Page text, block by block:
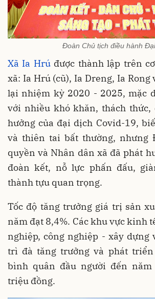
Đoàn Chủ tịch điều hành
Xã Ia Hrúđược thành lập trên
xã: Ia Hrú (cũ), Ia Dreng, Ia Rong
lại nhiệm kỳ 2020 - 2025, mặc
với nhiều khó khăn, thách thức,
hưởng của đại dịch Covid-19,
và thiên tai bất thường, nhưng
quyền và Nhân dân xã đã phát
đoàn kết, nỗ lực phấn đấu,
thành tựu quan trọng.
Tốc độ tăng trưởng giá trị sản
năm đạt 8,4%. Các khu vực kinh
nghiệp, công nghiệp - xây dựng
trì đà tăng trưởng và phát
bình quân đầu người đến
triệu đồng.